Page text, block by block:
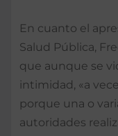
En cuanto el
Salud Pública,
que aunque se
intimidad, «a
porque una o
autoridades